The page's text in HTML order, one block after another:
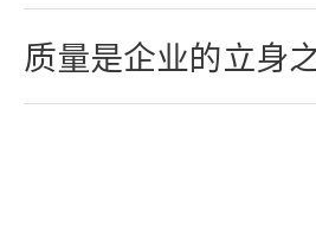
质量是企业的立身